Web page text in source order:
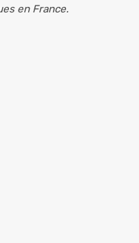
en France.